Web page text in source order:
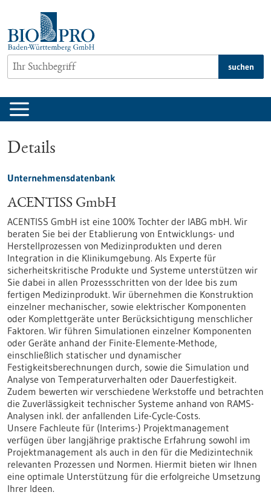
springen
suchen
Details
Unternehmensdatenbank
ACENTISS GmbH
ACENTISS GmbH ist eine 100% Tochter der IABG mbH. Wir
beraten Sie bei der Etablierung von Entwicklungs- und
Herstellprozessen von Medizinprodukten und deren
Integration in die Klinikumgebung. Als Experte für
sicherheitskritische Produkte und Systeme unterstützen wir
Sie dabei in allen Prozessschritten von der Idee bis zum
fertigen Medizinprodukt. Wir übernehmen die Konstruktion
einzelner mechanischer, sowie elektrischer Komponenten
oder Komplettgeräte unter Berücksichtigung menschlicher
Faktoren. Wir führen Simulationen einzelner Komponenten
oder Geräte anhand der Finite-Elemente-Methode,
einschließlich statischer und dynamischer
Festigkeitsberechnungen durch, sowie die Simulation und
Analyse von Temperaturverhalten oder Dauerfestigkeit.
Zudem bewerten wir verschiedene Werkstoffe und betrachten
die Zuverlässigkeit technischer Systeme anhand von RAMS-
Analysen inkl. der anfallenden Life-Cycle-Costs.
Unsere Fachleute für (Interims-) Projektmanagement
verfügen über langjährige praktische Erfahrung sowohl im
Projektmanagement als auch in den für die Medizintechnik
relevanten Prozessen und Normen. Hiermit bieten wir Ihnen
eine optimale Unterstützung für die erfolgreiche Umsetzung
Ihrer Ideen.